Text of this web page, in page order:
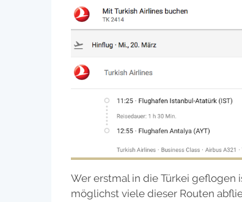
Wer erstmal in die Türkei geflogen
möglichst viele dieser Routen